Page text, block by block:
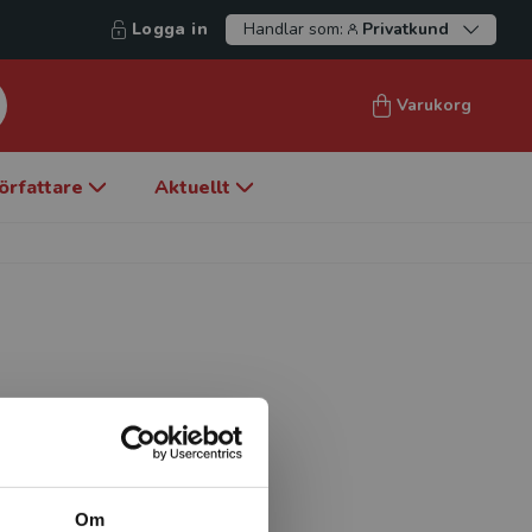
Om
Logga in Handlar som: Privatkund
Varukorg
Aktuellt
i Stockholm. Han
kunskap, språk och makt.
för erkännande och
för dessa teoretiska
Studier av